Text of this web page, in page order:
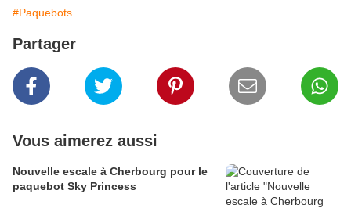
#Paquebots
Partager
Vous aimerez aussi
Nouvelle escale à Cherbourg pour le
paquebot Sky Princess